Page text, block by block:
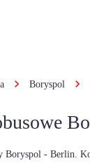
Boryspol
Boryspol - Berlin.